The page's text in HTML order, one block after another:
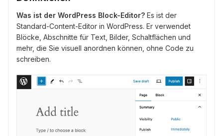
Was ist der WordPress Block-Editor? Es ist der
Standard-Content-Editor in WordPress. Er verwendet
Blöcke, Abschnitte für Text, Bilder, Schaltflächen und
mehr, die Sie visuell anordnen können, ohne Code zu
schreiben.